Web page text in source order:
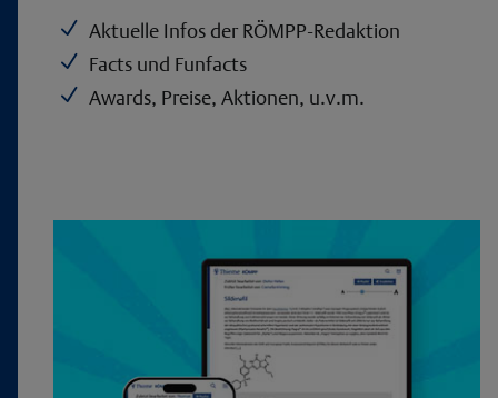
N Aktuelle Infos der RÖMPP-Redaktion
N Facts und Funfacts
N Awards, Preise, Aktionen, u.v.m.